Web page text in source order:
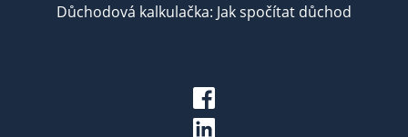
Důchodová kalkulačka: Jak spočítat důchod